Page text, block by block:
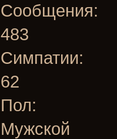
Сообщения:
483
Симпатии:
62
Пол:
Мужской